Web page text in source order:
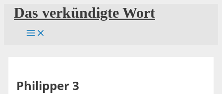
Zum
Inhalt
springen
Das verkündigte Wort
Philipper 3